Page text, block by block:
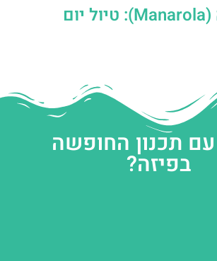
פיזה ומנרולה (Manarola): טיול יום
תכנון החופשה
בפיזה?